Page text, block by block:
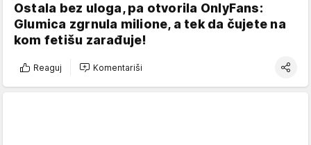
Ostala bez uloga, pa otvorila OnlyFans:
Glumica zgrnula milione, a tek da čujete na
kom fetišu zarađuje!
Reaguj Komentariši